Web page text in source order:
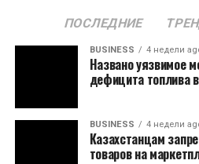
ПОСЛЕДНИЕ
BUSINESS 4 недели
Названо уязвимое
дефицита топлива
BUSINESS 4 недели
Казахстанцам
товаров на